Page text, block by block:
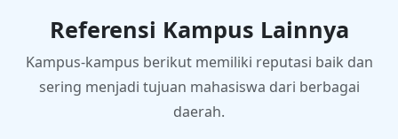
Referensi Kampus Lainnya
Kampus-kampus berikut memiliki reputasi baik dan
sering menjadi tujuan mahasiswa dari berbagai
daerah.